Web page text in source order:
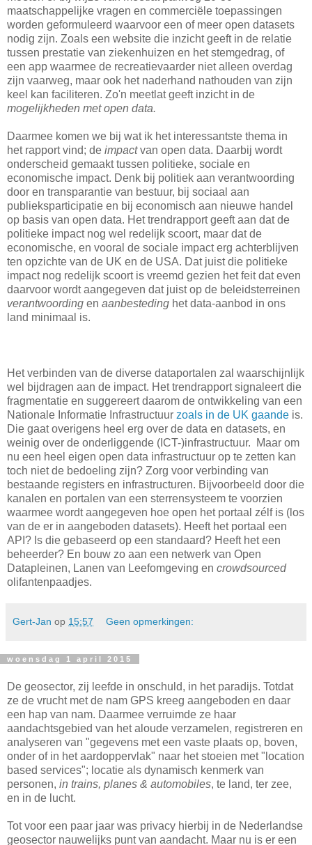
maatschappelijke vragen en commerciële toepassingen
worden geformuleerd waarvoor een of meer open datasets
nodig zijn. Zoals een website die inzicht geeft in de relatie
tussen prestatie van ziekenhuizen en het stemgedrag, of
een app waarmee de recreatievaarder niet alleen overdag
zijn vaarweg, maar ook het naderhand nathouden van zijn
keel kan faciliteren. Zo'n meetlat geeft inzicht in de
mogelijkheden met open data.
Daarmee komen we bij wat ik het interessantste thema in
het rapport vind; de impactvan open data. Daarbij wordt
onderscheid gemaakt tussen politieke, sociale en
economische impact. Denk bij politiek aan verantwoording
door en transparantie van bestuur, bij sociaal aan
publieksparticipatie en bij economisch aan nieuwe handel
op basis van open data. Het trendrapport geeft aan dat de
politieke impact nog wel redelijk scoort, maar dat de
economische, en vooral de sociale impact erg achterblijven
ten opzichte van de UK en de USA. Dat juist die politieke
impact nog redelijk scoort is vreemd gezien het feit dat even
daarvoor wordt aangegeven dat juist op de beleidsterreinen
verantwoording en aanbesteding het data-aanbod in ons
land minimaal is.
Het verbinden van de diverse dataportalen zal waarschijnlijk
wel bijdragen aan de impact. Het trendrapport signaleert die
fragmentatie en suggereert daarom de ontwikkeling van een
Nationale Informatie Infrastructuur zoals in de UK gaande is.
Die gaat overigens heel erg over de data en datasets, en
weinig over de onderliggende (ICT-)infrastructuur. Maar om
nu een heel eigen open data infrastructuur op te zetten kan
toch niet de bedoeling zijn? Zorg voor verbinding van
bestaande registers en infrastructuren. Bijvoorbeeld door die
kanalen en portalen van een sterrensysteem te voorzien
waarmee wordt aangegeven hoe open het portaal zélf is (los
van de er in aangeboden datasets). Heeft het portaal een
API? Is die gebaseerd op een standaard? Heeft het een
beheerder? En bouw zo aan een netwerk van Open
Datapleinen, Lanen van Leefomgeving en crowdsourced
olifantenpaadjes.
Gert-Jan op 15:57 Geen opmerkingen:
woensdag 1 april 2015
De geosector, zij leefde in onschuld, in het paradijs. Totdat
ze de vrucht met de nam GPS kreeg aangeboden en daar
een hap van nam. Daarmee verruimde ze haar
aandachtsgebied van het aloude verzamelen, registreren en
analyseren van "gegevens met een vaste plaats op, boven,
onder of in het aardoppervlak" naar het stoeien met "location
based services"; locatie als dynamisch kenmerk van
personen, in trains, planes & automobiles, te land, ter zee,
en in de lucht.
Tot voor een paar jaar was privacy hierbij in de Nederlandse
geosector nauwelijks punt van aandacht. Maar nu is er een